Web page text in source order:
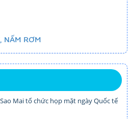
NẤM RƠM
Mai tổ chức họp mặt ngày Quốc tế